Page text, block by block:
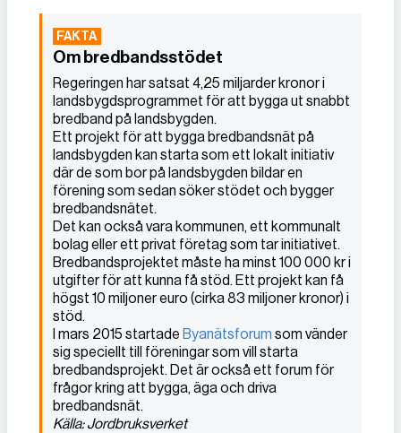
Om bredbandsstödet
Regeringen har satsat 4,25 miljarder kronor i
landsbygdsprogrammet för att bygga ut snabbt
bredband på landsbygden.
Ett projekt för att bygga bredbandsnät på
landsbygden kan starta som ett lokalt initiativ
där de som bor på landsbygden bildar en
förening som sedan söker stödet och bygger
bredbandsnätet.
Det kan också vara kommunen, ett kommunalt
bolag eller ett privat företag som tar initiativet.
Bredbandsprojektet måste ha minst 100 000 kr i
utgifter för att kunna få stöd. Ett projekt kan få
högst 10 miljoner euro (cirka 83 miljoner kronor) i
stöd.
I mars 2015 startade Byanätsforum som vänder
sig speciellt till föreningar som vill starta
bredbandsprojekt. Det är också ett forum för
frågor kring att bygga, äga och driva
bredbandsnät.
Källa: Jordbruksverket